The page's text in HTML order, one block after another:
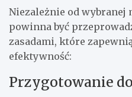
Niezależnie od wybranej
powinna być
zasadami, które
efektywność:
Przygotowanie